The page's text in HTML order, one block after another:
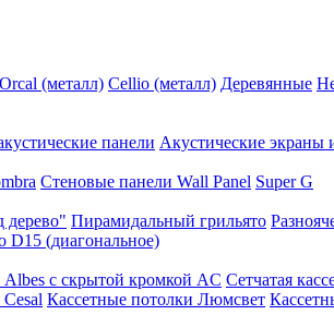
Orcal (металл) Cellio (металл) Деревянные
панели Акустические экраны
Стеновые панели Wall Panel Super G
дерево" Пирамидальный грильято
D15 (диагональное)
Albes с скрытой кромкой AC Сетчатая
Кассетные потолки Люмсвет